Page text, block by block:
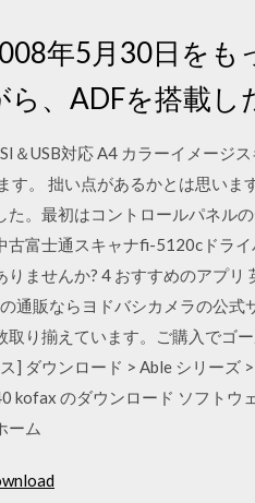
年5月30日を
、ADFを搭載し
＆USB対応 A4 カラーイメージ
す。 拙い点があるかとは思い
た。最初はコントロールパネ
古富士通スキャナfi-5120cドラ
ませんか? 4 おすすめのアプ
通販ならヨドバシカメラの公
り揃えています。ご購入でゴ
] ダウンロード > Able シリーズ
kofax のダウンロード ソフト
ーム